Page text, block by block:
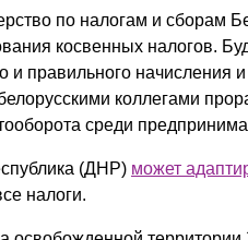
по налогам и сборам
косвенных налогов.
и правильного начисления
коллегами
среди
(ДНР) может
налоги.